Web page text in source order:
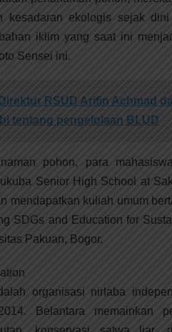
kesadaran ekologis sejak
iklim yang saat ini
Sensei ini.
Direktur RSUD Arifin Achmad
tentang pengelolaan BLUD
pohon, para
Senior High School at
mendapatkan kuliah umum
SDGs and Education for
Pakuan, Bogor.
organisasi nirlaba
Belantara memainkan